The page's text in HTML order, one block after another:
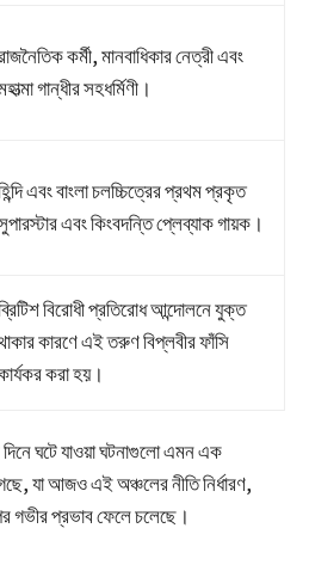
কর্মী, মানবাধিকার নেত্রী এবং
গান্ধীর সহধর্মিণী।
এবং বাংলা চলচ্চিত্রের প্রথম প্রকৃত
এবং কিংবদন্তি প্লেব্যাক গায়ক।
বিরোধী প্রতিরোধ আন্দোলনে যুক্ত
কারণে এই তরুণ বিপ্লবীর ফাঁসি
করা হয়।
ঘটে যাওয়া ঘটনাগুলো এমন এক
যা আজও এই অঞ্চলের নীতি নির্ধারণ,
গভীর প্রভাব ফেলে চলেছে।